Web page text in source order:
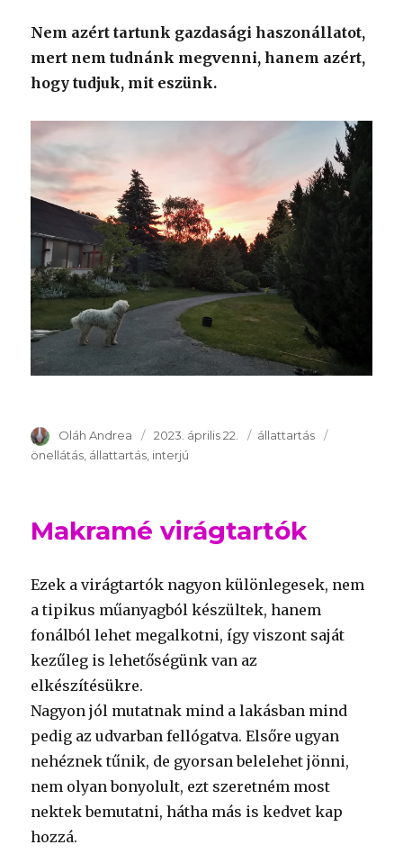
Nem azért tartunk gazdasági haszonállatot,
mert nem tudnánk megvenni, hanem azért,
hogy tudjuk, mit eszünk.
Szerző
Oláh Andrea Publikálva
2023. április 22. Témakör
állattartás
önellátás állattartás interjú
Makramé virágtartók
Ezek a virágtartók nagyon különlegesek, nem
a tipikus műanyagból készültek, hanem
fonálból lehet megalkotni, így viszont saját
kezűleg is lehetőségünk van az
elkészítésükre.
Nagyon jól mutatnak mind a lakásban mind
pedig az udvarban fellógatva. Elsőre ugyan
nehéznek tűnik, de gyorsan belelehet jönni,
nem olyan bonyolult, ezt szeretném most
nektek bemutatni, hátha más is kedvet kap
hozzá.